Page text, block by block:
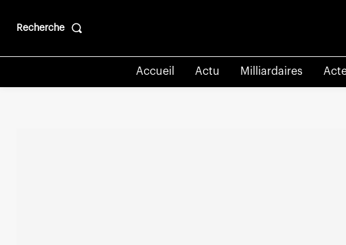
Recherche
Accueil Actu Milliardaires